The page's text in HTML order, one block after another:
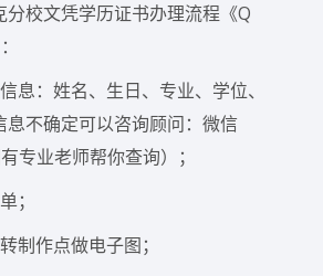
分校文凭学历证书办理流程《Q
息：姓名、生日、专业、学位、
息不确定可以咨询顾问：微信
专业老师帮你查询）；
；
制作点做电子图；